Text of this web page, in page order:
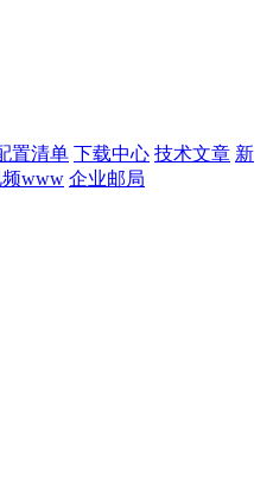
置清单 下载中心 技术文章 新
www 企业邮局